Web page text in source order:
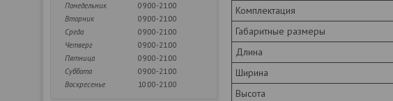
Понедельник
09:00-21:00
Вторник
09:00-21:00
Среда
09:00-21:00
Четверг
09:00-21:00
Пятница
09:00-21:00
Суббота
09:00-21:00
Воскресенье
10:00-21:00
Комплектация
Габаритные размеры
Длина
Ширина
Высота